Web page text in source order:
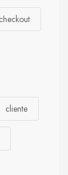
checkout
cliente